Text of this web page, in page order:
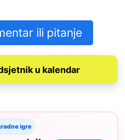
ili pitanje
u kalendar
igre